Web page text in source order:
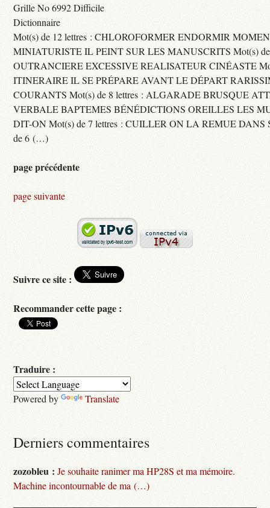
Grille No 6992 Difficile
Dictionnaire
Mot(s) de 12 lettres : CHLOROFORMER ENDORMIR
MINIATURISTE IL PEINT SUR LES MANUSCRITS Mot(s) de
OUTRANCIERE EXCESSIVE REALISATEUR CINÉASTE
ITINERAIRE IL SE PRÉPARE AVANT LE DÉPART
COURANTS Mot(s) de 8 lettres : ALGARADE BRUSQUE
VERBALE BAPTEMES BÉNÉDICTIONS OREILLES LES
DIT-ON Mot(s) de 7 lettres : CUILLER ON LA REMUE DANS
de 6 (…)
page précédente
page suivante
Suivre ce site :
Recommander cette page :
Traduire :
Powered by Translate
Derniers commentaires
zozobleu : Je souhaite ranimer ma HP28S et ma mémoire.
Machine incontournable de ma (…)